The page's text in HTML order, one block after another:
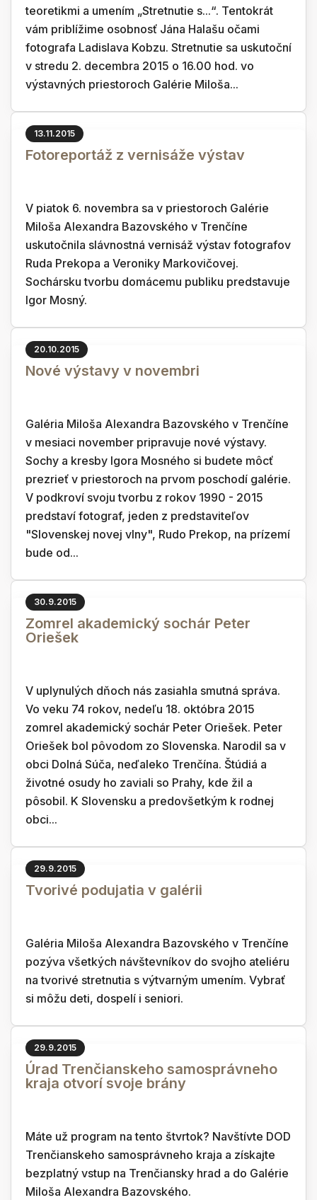
teoretikmi a umením „Stretnutie s...“. Tentokrát
vám priblížime osobnosť Jána Halašu očami
fotografa Ladislava Kobzu. Stretnutie sa uskutoční
v stredu 2. decembra 2015 o 16.00 hod. vo
výstavných priestoroch Galérie Miloša...
13.11.2015
Fotoreportáž z vernisáže výstav
V piatok 6. novembra sa v priestoroch Galérie
Miloša Alexandra Bazovského v Trenčíne
uskutočnila slávnostná vernisáž výstav fotografov
Ruda Prekopa a Veroniky Markovičovej.
Sochársku tvorbu domácemu publiku predstavuje
Igor Mosný.
20.10.2015
Nové výstavy v novembri
Galéria Miloša Alexandra Bazovského v Trenčíne
v mesiaci november pripravuje nové výstavy.
Sochy a kresby Igora Mosného si budete môcť
prezrieť v priestoroch na prvom poschodí galérie.
V podkroví svoju tvorbu z rokov 1990 - 2015
predstaví fotograf, jeden z predstaviteľov
"Slovenskej novej vlny", Rudo Prekop, na prízemí
bude od...
30.9.2015
Zomrel akademický sochár Peter
Oriešek
V uplynulých dňoch nás zasiahla smutná správa.
Vo veku 74 rokov, nedeľu 18. októbra 2015
zomrel akademický sochár Peter Oriešek. Peter
Oriešek bol pôvodom zo Slovenska. Narodil sa v
obci Dolná Súča, neďaleko Trenčína. Štúdiá a
životné osudy ho zaviali so Prahy, kde žil a
pôsobil. K Slovensku a predovšetkým k rodnej
obci...
29.9.2015
Tvorivé podujatia v galérii
Galéria Miloša Alexandra Bazovského v Trenčíne
pozýva všetkých návštevníkov do svojho ateliéru
na tvorivé stretnutia s výtvarným umením. Vybrať
si môžu deti, dospelí i seniori.
29.9.2015
Úrad Trenčianskeho samosprávneho
kraja otvorí svoje brány
Máte už program na tento štvrtok? Navštívte DOD
Trenčianskeho samosprávneho kraja a získajte
bezplatný vstup na Trenčiansky hrad a do Galérie
Miloša Alexandra Bazovského.